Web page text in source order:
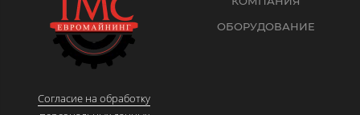
Согласие на обработку
ОБОРУДОВАНИЕ